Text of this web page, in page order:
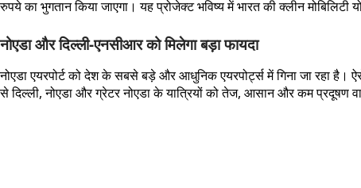
रुपये का भुगतान किया जाएगा। यह प्रोजेक्ट भविष्य में भारत की क्लीन
नोएडा और दिल्ली-एनसीआर को मिलेगा बड़ा फायदा
नोएडा एयरपोर्ट को देश के सबसे बड़े और आधुनिक एयरपोर्ट्स में गिना जा रहा
से दिल्ली, नोएडा और ग्रेटर नोएडा के यात्रियों को तेज, आसान और कम प्रदूषण